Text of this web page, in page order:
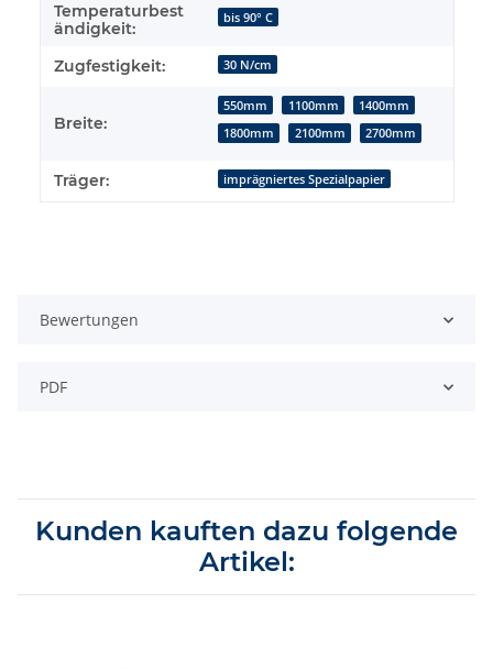
Temperaturbest
ändigkeit:
bis 90° C
Zugfestigkeit: 30 N/cm
Breite:
550mm 1100mm
1400mm
1800mm
2100mm 2700mm
Träger: imprägniertes Spezialpapier
Bewertungen
PDF
Kunden kauften dazu folgende
Artikel: